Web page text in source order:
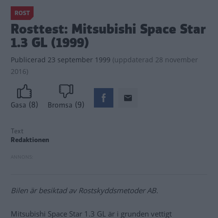
ROST
Rosttest: Mitsubishi Space Star
1.3 GL (1999)
Publicerad 23 september 1999 (uppdaterad 28 november
2016)
Gasa (8) Bromsa (9)
Text
Redaktionen
Bilen är besiktad av Rostskyddsmetoder AB.
Mitsubishi Space Star 1.3 GL är i grunden vettigt